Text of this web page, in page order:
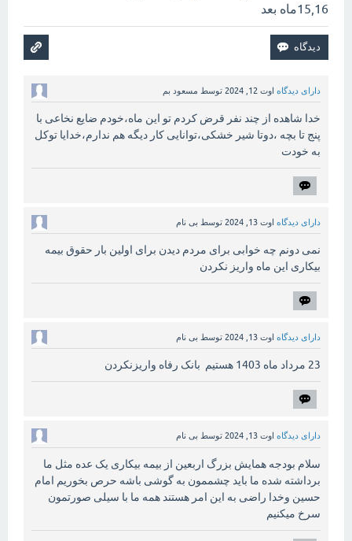
15,16ماه بعد
دارای دیدگاه اوت 12, 2024 توسط مسعود بم
خدا شاهده از چند نفر قرض کردم تو این ماه،خودم ضایع نخاعی با
پنج تا بچه ،دوتا شیر خشکی،توانایی کار دیگه هم ندارم،خدایا توکل
به خودت
دارای دیدگاه اوت 13, 2024 توسط بی نام
نمی دونم چه خوابی برای مردم دیدن برای اولین بار حقوق بیمه
بیکاری این ماه واریز نکردن
دارای دیدگاه اوت 13, 2024 توسط بی نام
23 مرداد ماه 1403 هستیم بانک رفاه واریزنکردن
دارای دیدگاه اوت 13, 2024 توسط بی نام
سلام بودجه همایش بزرگ اربعین از بیمه بیکاری یک عده مثل ما
برداشته شده ما باید چشممون به گوشی باشه حرص بخوریم امام
حسین وخدا راضی به این امر هستند همه ما با سیلی صورتمون
سرخ میکنیم